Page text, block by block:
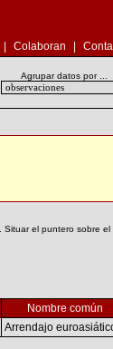
Colaboran
Agrupar datos por ...
el puntero sobre el
Nombre común
Arrendajo